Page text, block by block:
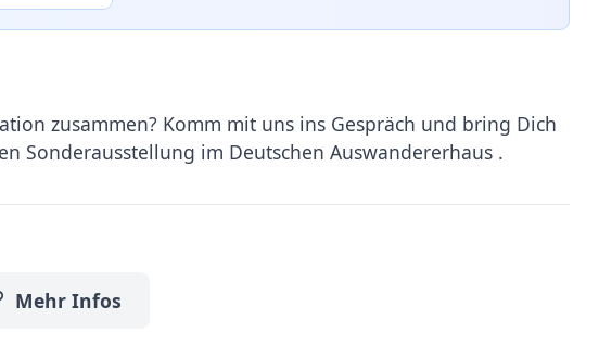
zusammen? Komm mit uns ins Gespräch und bring Dich
Sonderausstellung im Deutschen Auswandererhaus .
Mehr Infos